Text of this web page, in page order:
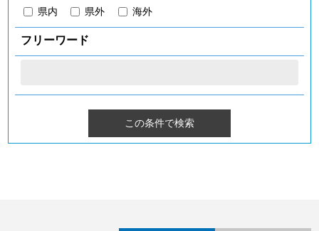
県内 県外 海外
フリーワード